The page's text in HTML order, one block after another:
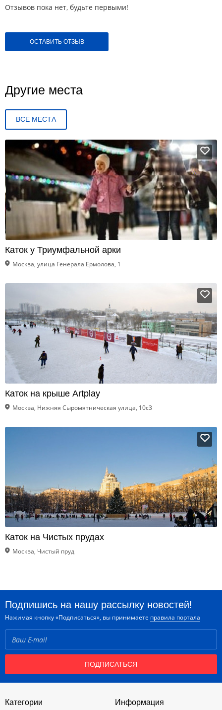
Отзывов пока нет, будьте первыми!
ОСТАВИТЬ ОТЗЫВ
Другие места
ВСЕ МЕСТА
Каток у Триумфальной арки
Москва, улица Генерала Ермолова, 1
Каток на крыше Artplay
Москва, Нижняя Сыромятническая улица, 10с3
Каток на Чистых прудах
Москва, Чистый пруд
Подпишись на нашу рассылку новостей!
Нажимая кнопку «Подписаться», вы принимаете правила портала
ПОДПИСАТЬСЯ
Категории Информация